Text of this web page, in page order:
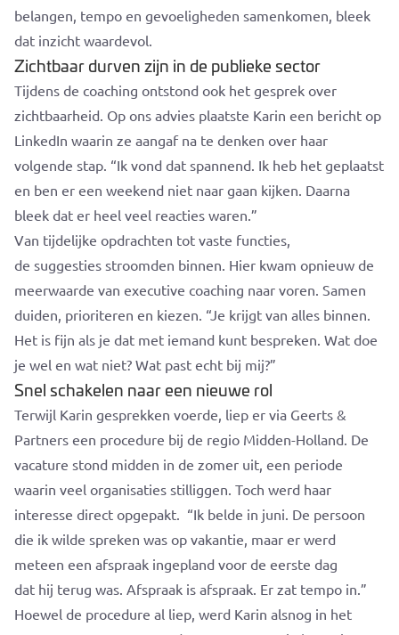
belangen, tempo en gevoeligheden samenkomen, bleek
dat inzicht waardevol.
Zichtbaar durven zijn in de publieke sector
Tijdens de coaching ontstond ook het gesprek over
zichtbaarheid. Op ons advies plaatste Karin een bericht op
LinkedIn waarin ze aangaf na te denken over haar
volgende stap. “Ik vond dat spannend. Ik heb het geplaatst
en ben er een weekend niet naar gaan kijken. Daarna
bleek dat er heel veel reacties waren.”
Van tijdelijke opdrachten tot vaste functies,
de suggesties stroomden binnen. Hier kwam opnieuw de
meerwaarde van executive coaching naar voren. Samen
duiden, prioriteren en kiezen. “Je krijgt van alles binnen.
Het is fijn als je dat met iemand kunt bespreken. Wat doe
je wel en wat niet? Wat past echt bij mij?”
Snel schakelen naar een nieuwe rol
Terwijl Karin gesprekken voerde, liep er via Geerts &
Partners een procedure bij de regio Midden-Holland. De
vacature stond midden in de zomer uit, een periode
waarin veel organisaties stilliggen. Toch werd haar
interesse direct opgepakt. “Ik belde in juni. De persoon
die ik wilde spreken was op vakantie, maar er werd
meteen een afspraak ingepland voor de eerste dag
dat hij terug was. Afspraak is afspraak. Er zat tempo in.”
Hoewel de procedure al liep, werd Karin alsnog in het